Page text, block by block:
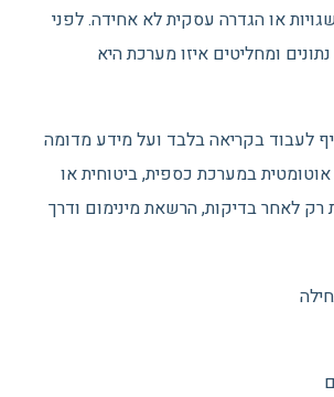
או הגדרה עסקית לא אחידה. לפני
נתונים ומחליטים איזו מערכת היא
לעבוד בקריאה בלבד ועל מידע מדומה
במערכת כספית, ביטוחית או
לאחר בדיקות, הרשאת מינימום ודרך